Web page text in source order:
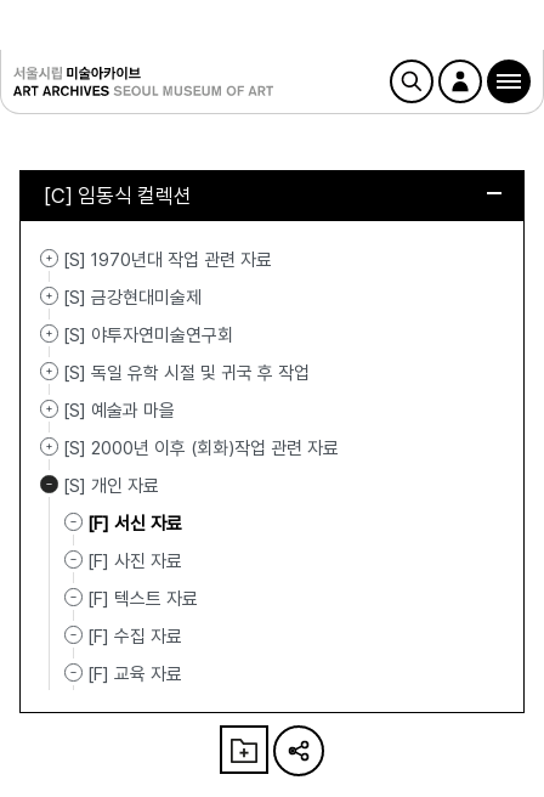
[C] 임동식 컬렉션
[S] 1970년대 작업 관련 자료
[S] 금강현대미술제
[S] 야투자연미술연구회
[S] 독일 유학 시절 및 귀국 후 작업
[S] 예술과 마을
[S] 2000년 이후 (회화)작업 관련 자료
[S] 개인 자료
[F] 서신 자료
[F] 사진 자료
[F] 텍스트 자료
[F] 수집 자료
[F] 교육 자료